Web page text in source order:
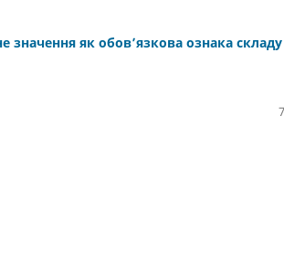
як обов’язкова ознака складу